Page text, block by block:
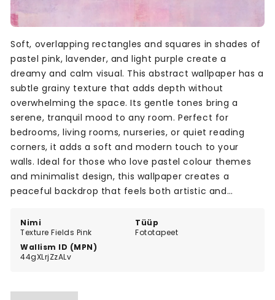
Nimi
Texture Fields Pink
Tüüp
Fototapeet
Wallism ID (MPN)
44gXLrjZzALv
Soft, overlapping rectangles and squares in shades of
pastel pink, lavender, and light purple create a
dreamy and calm visual. This abstract wallpaper has a
subtle grainy texture that adds depth without
overwhelming the space. Its gentle tones bring a
serene, tranquil mood to any room. Perfect for
bedrooms, living rooms, nurseries, or quiet reading
corners, it adds a soft and modern touch to your
walls. Ideal for those who love pastel colour themes
and minimalist design, this wallpaper creates a
peaceful backdrop that feels both artistic and